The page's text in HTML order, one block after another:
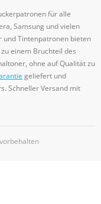
für alle
Samsung und vielen
Tintenpatronen bieten
einem Bruchteil des
ohne auf Qualität zu
geliefert und
Schneller Versand mit